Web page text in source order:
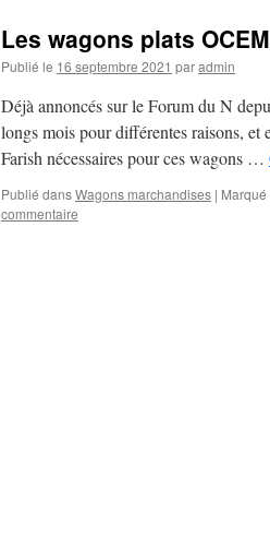
Les wagons plats
Publié le 16 septembre 2021 paradmin
Déjà annoncés sur le Forum du N
longs mois pour différentes raisons, et
Farish nécessaires pour ces wagons …
Publié dansWagons marchandises |
commentaire